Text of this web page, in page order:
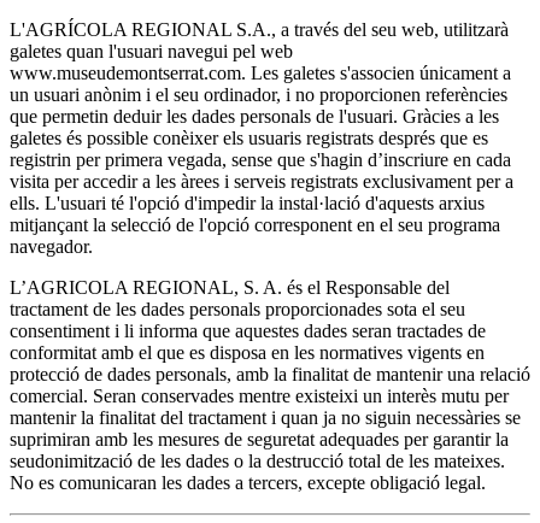
L'AGRÍCOLA REGIONAL S.A., a través del seu web, utilitzarà
galetes quan l'usuari navegui pel web
www.museudemontserrat.com. Les galetes s'associen únicament a
un usuari anònim i el seu ordinador, i no proporcionen referències
que permetin deduir les dades personals de l'usuari. Gràcies a les
galetes és possible conèixer els usuaris registrats després que es
registrin per primera vegada, sense que s'hagin d’inscriure en cada
visita per accedir a les àrees i serveis registrats exclusivament per a
ells. L'usuari té l'opció d'impedir la instal·lació d'aquests arxius
mitjançant la selecció de l'opció corresponent en el seu programa
navegador.
L’AGRICOLA REGIONAL, S. A. és el Responsable del
tractament de les dades personals proporcionades sota el seu
consentiment i li informa que aquestes dades seran tractades de
conformitat amb el que es disposa en les normatives vigents en
protecció de dades personals, amb la finalitat de mantenir una relació
comercial. Seran conservades mentre existeixi un interès mutu per
mantenir la finalitat del tractament i quan ja no siguin necessàries se
suprimiran amb les mesures de seguretat adequades per garantir la
seudonimització de les dades o la destrucció total de les mateixes.
No es comunicaran les dades a tercers, excepte obligació legal.